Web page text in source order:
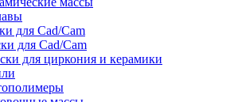
для Cad/Cam
для Cad/Cam
для циркония и керамики